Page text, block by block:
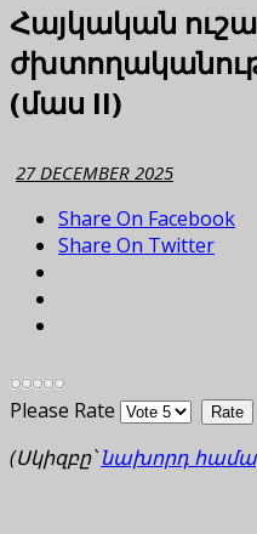
Հայկական
(մաս II)
27 DECEMBER 2025
Share On Facebook
Share On Twitter
Please Rate
(Սկիզբը՝նախորդ